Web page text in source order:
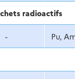
radioactifs
- Pu, Am